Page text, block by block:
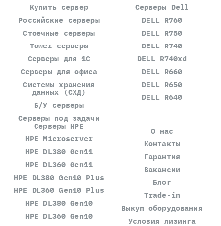
Купить сервер
Российские серверы
Стоечные серверы
Tower серверы
Серверы для 1С
Серверы для офиса
Системы хранения
данных (СХД)
Б/У серверы
Серверы под задачи
Серверы Dell
DELL R760
DELL R750
DELL R740
DELL R740xd
DELL R660
DELL R650
DELL R640
Серверы HPE
HPE Microserver
HPE DL380 Gen11
HPE DL360 Gen11
HPE DL380 Gen10 Plus
HPE DL360 Gen10 Plus
HPE DL380 Gen10
HPE DL360 Gen10
О нас
Контакты
Гарантия
Вакансии
Блог
Trade-in
Выкуп оборудования
Условия лизинга